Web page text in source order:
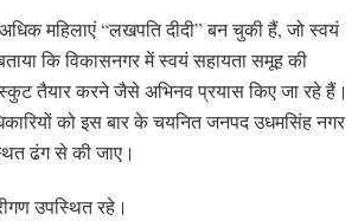
महिलाएं “लखपति दीदी” बन चुकी हैं, जो स्वयं
कि विकासनगर में स्वयं सहायता समूह की
तैयार करने जैसे अभिनव प्रयास किए जा रहे हैं।
को इस बार के चयनित जनपद उधमसिंह नगर
ढंग से की जाए।
उपस्थित रहे।